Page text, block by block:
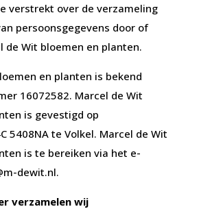
verstrekt over de verzameling
persoonsgegevens door of
de Wit bloemen en planten.
en planten is bekend
16072582. Marcel de Wit
is gevestigd op
5408NA te Volkel. Marcel de Wit
is te bereiken via het e-
dewit.nl.
verzamelen wij